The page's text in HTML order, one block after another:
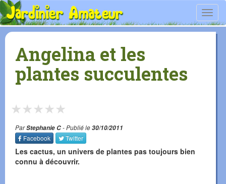
Angelina et les
plantes succulentes
★
★
★
★
★
ParStephanie C- Publié le30/10/2011
Facebook
Twitter
Les cactus, un univers de plantes pas toujours bien
connu à découvrir.